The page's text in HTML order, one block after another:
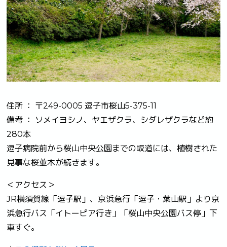
住所 ： 〒249-0005 逗子市桜山5-375-11
備考 ： ソメイヨシノ、ヤエザクラ、シダレザクラなど約
280本
逗子病院前から桜山中央公園までの坂道には、植樹された
見事な桜並木が続きます。
＜アクセス＞
JR横須賀線「逗子駅」、京浜急行「逗子・葉山駅」より京
浜急行バス「イトーピア行き」「桜山中央公園バス停」下
車すぐ。